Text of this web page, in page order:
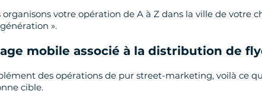
organisons votre opération de A à Z dans la ville de
».
mobile associé à la distribution de
des opérations de pur street-marketing, voilà ce
cible.